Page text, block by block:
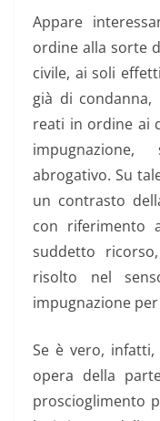
Appare
ordine alla sorte
civile, ai soli
già di
reati in ordine ai
abrogativo. Su
un contrasto
con riferimento
suddetto
risolto nel
impugnazione
Se è vero,
opera della
proscioglimento